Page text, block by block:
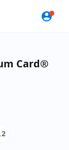
Card®